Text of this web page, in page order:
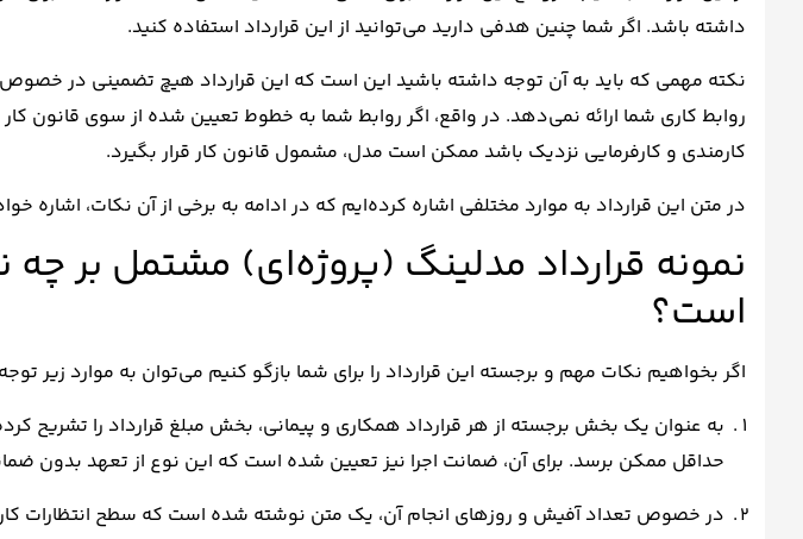
داشته باشد. اگر شما چنین هدفی دارید می‌توانید از این قرارداد استفاده کنید.
نکته مهمی که باید به آن توجه داشته باشید این است که این قرارداد هیچ تضمینی در
روابط کاری شما ارائه نمی‌دهد. در واقع، اگر روابط شما به خطوط تعیین شده از سوی قانون
کارمندی و کارفرمایی نزدیک باشد ممکن است مدل، مشمول قانون کار قرار بگیرد.
در متن این قرارداد به موارد مختلفی اشاره کرده‌ایم که در ادامه به برخی از آن نکات، اشاره
نمونه قرارداد مدلینگ (پروژه‌ای) مشتمل بر
است؟
اگر بخواهیم نکات مهم و برجسته این قرارداد را برای شما بازگو کنیم می‌توان به موارد زیر
به عنوان یک بخش برجسته از هر قرارداد همکاری و پیمانی، بخش مبلغ قرارداد را تشریح
حداقل ممکن برسد. برای آن، ضمانت اجرا نیز تعیین شده است که این نوع از تعهد بدون
در خصوص تعداد آفیش و روزهای انجام آن، یک متن نوشته شده است که سطح انتظارات